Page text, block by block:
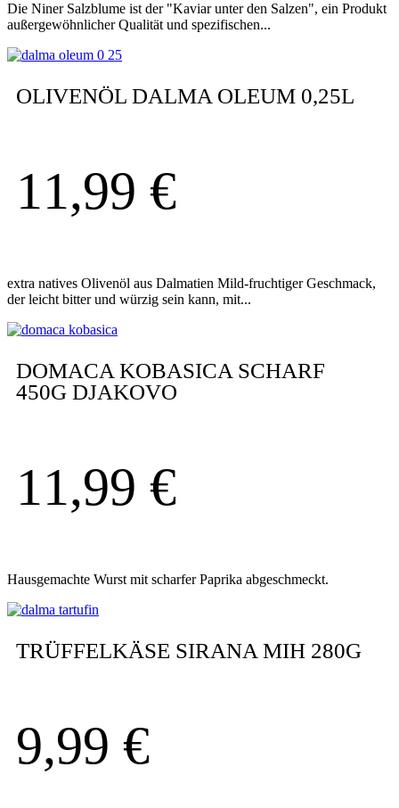
Die Niner Salzblume ist der "Kaviar unter den Salzen", ein Produkt
außergewöhnlicher Qualität und spezifischen...
OLIVENÖL DALMA OLEUM 0,25L
11,99 €
extra natives Olivenöl aus Dalmatien Mild-fruchtiger Geschmack,
der leicht bitter und würzig sein kann, mit...
DOMACA KOBASICA SCHARF
450G DJAKOVO
11,99 €
Hausgemachte Wurst mit scharfer Paprika abgeschmeckt.
TRÜFFELKÄSE SIRANA MIH 280G
9,99 €